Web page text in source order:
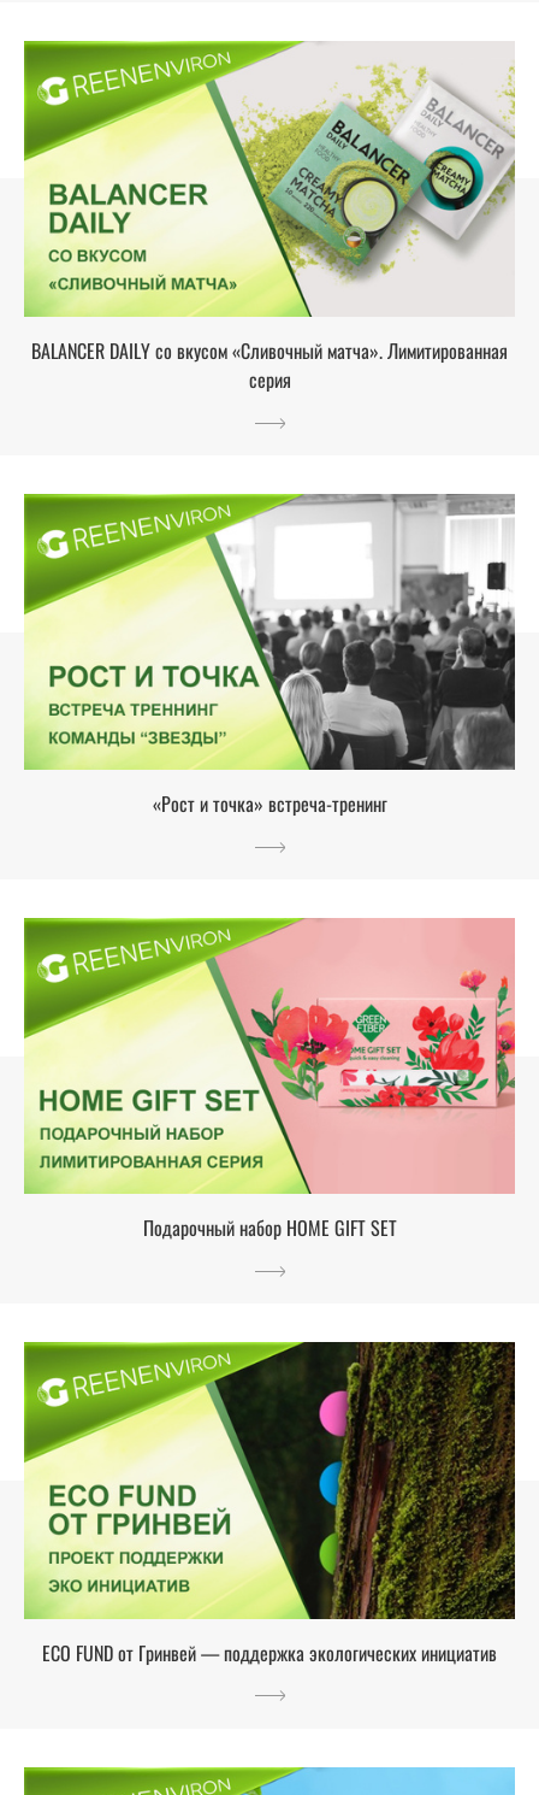
BALANCER DAILY со вкусом «Сливочный матча». Лимитированная
серия
«Рост и точка» встреча-тренинг
Подарочный набор HOME GIFT SET
ECO FUND от Гринвей — поддержка экологических инициатив